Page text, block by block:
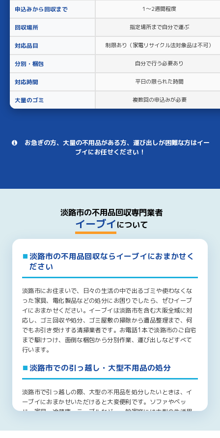
申込みから回収まで 1〜2週間程度
回収場所 指定場所まで自分で運ぶ
対応品目 制限あり（家電リサイクル法対象品は不可）
分別・梱包 自分で行う必要あり
対応時間 平日の限られた時間
大量のゴミ 複数回の申込みが必要
お急ぎの方、大量の不用品がある方、運び出しが困難な方はイー
ブイにお任せください！
淡路市の不用品回収専門業者
イーブイについて
淡路市の不用品回収ならイーブイにおまかせく
ださい
淡路市にお住まいで、日々の生活の中で出るゴミや使わなくな
った家具、電化製品などの処分にお困りでしたら、ぜひイーブ
イにおまかせください。イーブイは淡路市を含む大阪全域に対
応し、ゴミ回収や処分、ゴミ屋敷の掃除から遺品整理まで、何
でもお引き受けする清掃業者です。お電話1本で淡路市のご自宅
まで駆けつけ、面倒な梱包から分別作業、運び出しなどすべて
行います。
淡路市での引っ越し・大型不用品の処分
淡路市で引っ越しの際、大型の不用品を処分したいときは、イ
ーブイにおまかせいただけると大変便利です。ソファやベッ
ド、家具、冷蔵庫、テーブルなど、一般家庭には大型の生活用
転居でこれらの処分にお困りでしたら、ぜひイーブイにお問い